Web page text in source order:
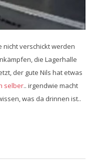
nicht verschickt werden
die Lagerhalle
der gute Nils hat etwas
selber.. irgendwie macht
was da drinnen ist..